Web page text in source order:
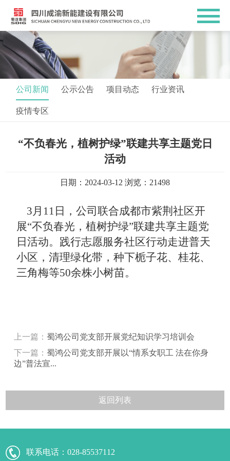
公司新闻 公示公告 项目动态 行业资讯
疫情专区
“不负春光，植树护绿”联建共享主题党日
活动
日期：2024-03-12 浏览：21498
3月11日，公司联合成都市紫荆社区开
展“不负春光，植树护绿”联建共享主题党
日活动。 践行志愿服务社区行动走进普天
小区 ，清理绿化带，种下栀子花、桂花、
三角梅等50余株小树苗。
上一篇：蜀鸿公司党支部开展党纪知识学习培训会
下一篇：蜀鸿公司党支部开展以“情系女职工 法在你身
边”普法宣...
返回列表
联系电话：028-85537112